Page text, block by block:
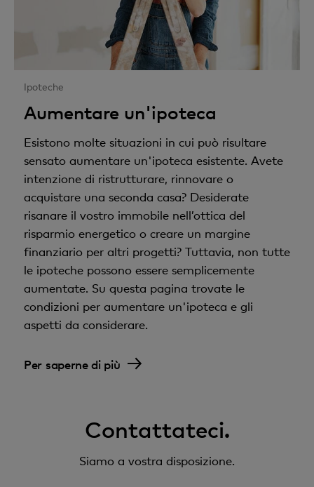
Ipoteche
Aumentare un'ipoteca
Esistono molte situazioni in cui può risultare
sensato aumentare un'ipoteca esistente. Avete
intenzione di ristrutturare, rinnovare o
acquistare una seconda casa? Desiderate
risanare il vostro immobile nell’ottica del
risparmio energetico o creare un margine
finanziario per altri progetti? Tuttavia, non tutte
le ipoteche possono essere semplicemente
aumentate. Su questa pagina trovate le
condizioni per aumentare un'ipoteca e gli
aspetti da considerare.
Per saperne di più
Contattateci.
Siamo a vostra disposizione.